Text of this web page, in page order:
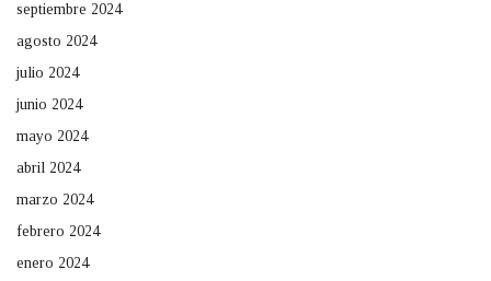
septiembre 2024
agosto 2024
julio 2024
junio 2024
mayo 2024
abril 2024
marzo 2024
febrero 2024
enero 2024